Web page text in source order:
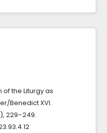
of the Liturgy as
Benedict XVI.
229–249.